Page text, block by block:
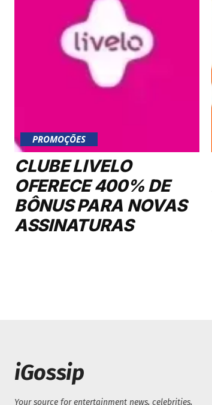
PROMOÇÕES
CLUBE LIVELO
OFERECE 400% DE
BÔNUS PARA NOVAS
ASSINATURAS
iGossip
Your source for entertainment news, celebrities,